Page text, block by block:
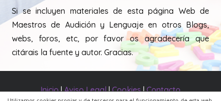
Si se incluyen materiales de esta página Web de
Maestros de Audición y Lenguaje en otros Blogs,
webs, foros, etc, por favor os agradecería que
citárais la fuente y autor. Gracias.
Inicio|Aviso Legal|Cookies|Contacto